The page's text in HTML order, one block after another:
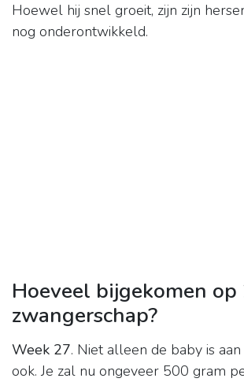
Hoewel hij snel groeit, zijn zijn
nog onderontwikkeld.
Hoeveel bijgekomen
zwangerschap?
Week 27. Niet alleen de baby is
ook. Je zal nu ongeveer 500 gram